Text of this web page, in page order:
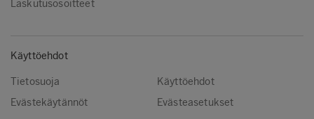
Laskutusosoitteet
Käyttöehdot
Tietosuoja
Käyttöehdot
Evästekäytännöt
Evästeasetukset